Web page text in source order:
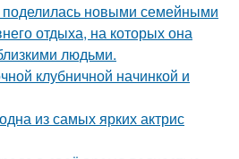
поделилась новыми семейными
отдыха, на которых она
людьми.
клубничной начинкой и
из самых ярких актрис